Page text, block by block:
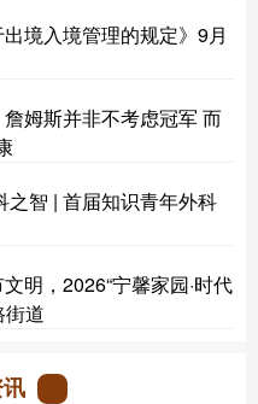
境入境管理的规定》9月
姆斯并非不考虑冠军 而
智 | 首届知识青年外科
明，2026“宁馨家园·时代
街道